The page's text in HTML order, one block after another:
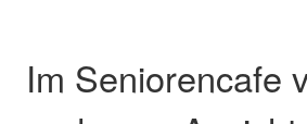
Im Seniorencafe